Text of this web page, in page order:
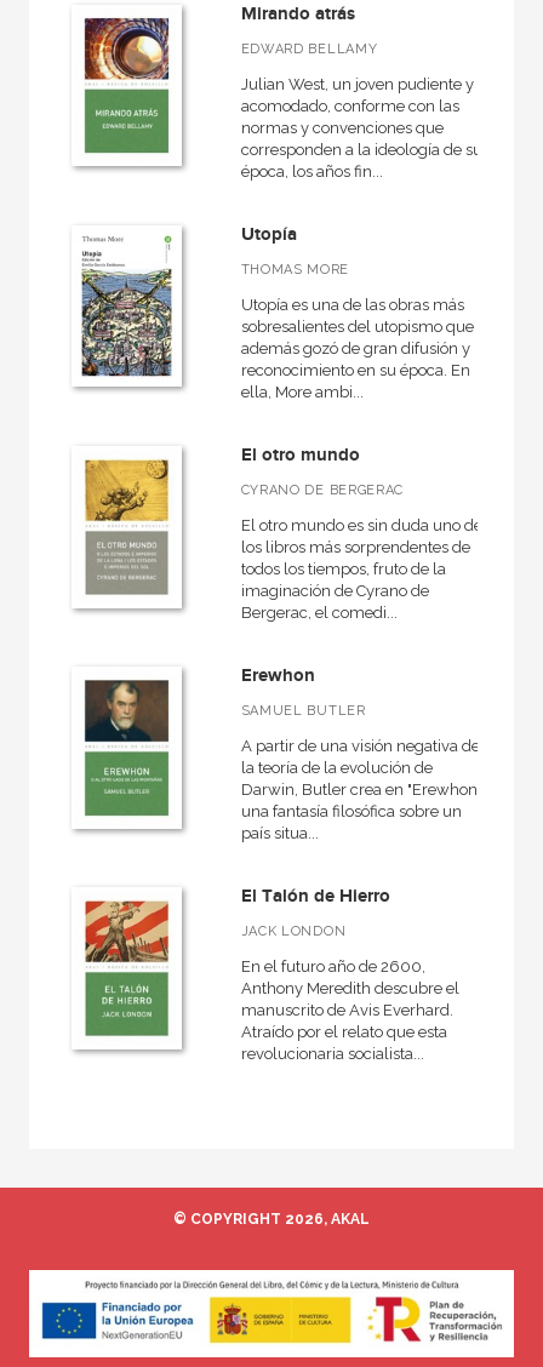
A fondo
Ágora / Teoría
Akadémica
Anverso
Arqueología
Arquitectura
Arquitectura (textos de arquitectura)
Arte contemporáneo
NUESTROS FORMATOS
Cartoné
Rústica
Catálogos PDF
Mirando atrás
EDWARD BELLAMY
Julian West, un joven pudiente y
acomodado, conforme con las
normas y convenciones que
corresponden a la ideología de su
época, los años fin...
Utopía
THOMAS MORE
Utopía es una de las obras más
sobresalientes del utopismo que
además gozó de gran difusión y
reconocimiento en su época. En
ella, More ambi...
El otro mundo
CYRANO DE BERGERAC
El otro mundo es sin duda uno de
los libros más sorprendentes de
todos los tiempos, fruto de la
imaginación de Cyrano de
Bergerac, el comedi...
Erewhon
SAMUEL BUTLER
A partir de una visión negativa de
la teoría de la evolución de
Darwin, Butler crea en "Erewhon"
una fantasía filosófica sobre un
país situa...
El Talón de Hierro
JACK LONDON
En el futuro año de 2600,
Anthony Meredith descubre el
manuscrito de Avis Everhard.
Atraído por el relato que esta
revolucionaria socialista...
© COPYRIGHT 2026, AKAL